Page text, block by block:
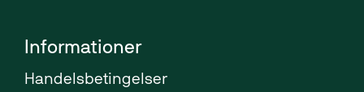
Informationer
Handelsbetingelser